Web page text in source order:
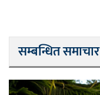
सम्बन्धित समाचार